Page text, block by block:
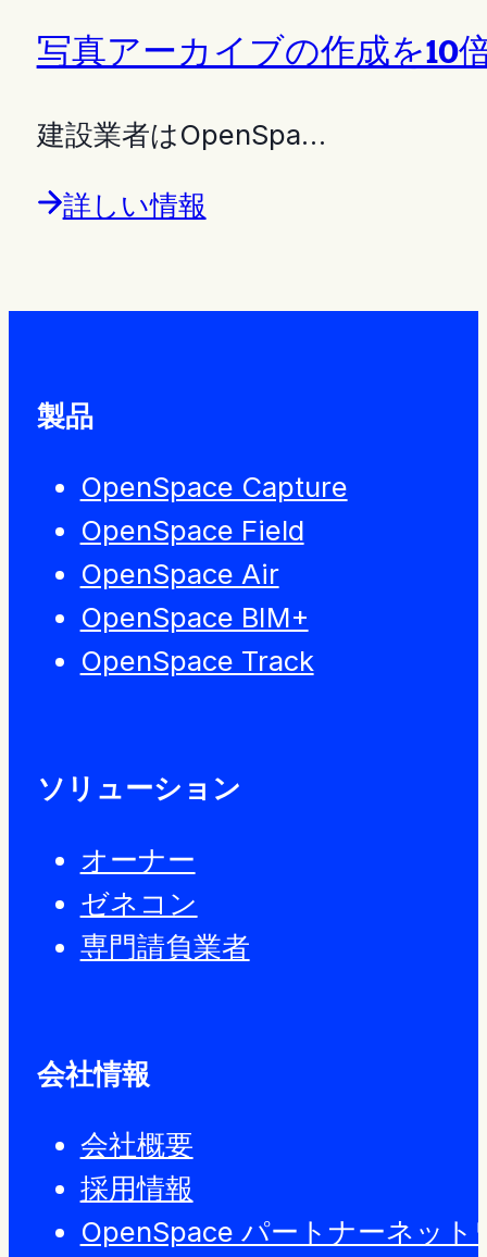
写真アーカイブの作成を10
建設業者はOpenSpa…
詳しい情報
製品
OpenSpace Capture
OpenSpace Field
OpenSpace Air
OpenSpace BIM+
OpenSpace Track
ソリューション
オーナー
ゼネコン
専門請負業者
会社情報
会社概要
採用情報
OpenSpace パートナーネット